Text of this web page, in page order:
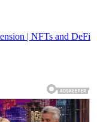
| NFTs and DeFi